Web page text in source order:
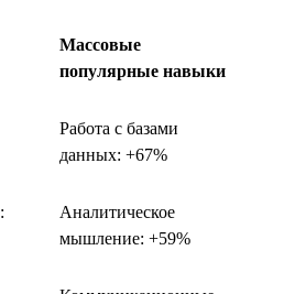
Массовые
популярные навыки
Работа с базами
данных: +67%
Аналитическое
мышление: +59%